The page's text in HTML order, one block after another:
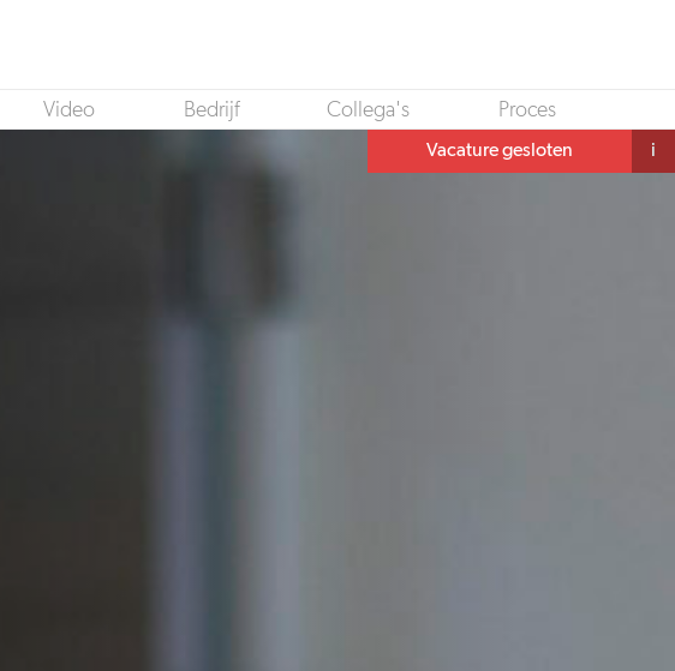
Video Bedrijf Collega's Proces
Vacature gesloten i